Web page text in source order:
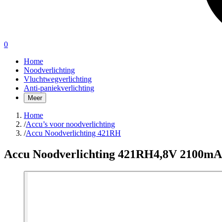
0
Home
Noodverlichting
Vluchtwegverlichting
Anti-paniekverlichting
Meer
Home
/Accu’s voor noodverlichting
/Accu Noodverlichting 421RH
Accu Noodverlichting 421RH4,8V